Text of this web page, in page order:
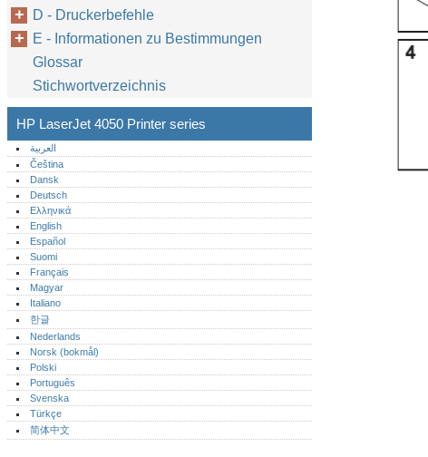
D - Druckerbefehle
E - Informationen zu Bestimmungen
Glossar
Stichwortverzeichnis
HP LaserJet 4050 Printer series
العربية
Čeština
Dansk
Deutsch
Ελληνικά
English
Español
Suomi
Français
Magyar
Italiano
한글
Nederlands
Norsk (bokmål)‎
Polski
Português‎
Svenska
Türkçe
简体中文